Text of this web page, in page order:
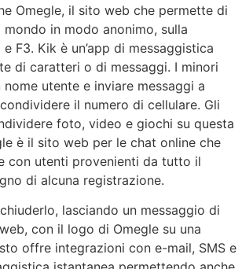
Omegle, il sito web che permette di
in modo anonimo, sulla
F3. Kik è un’app di messaggistica
di caratteri o di messaggi. I minori
utente e inviare messaggi a
il numero di cellulare. Gli
foto, video e giochi su questa
è il sito web per le chat online che
con utenti provenienti da tutto il
di alcuna registrazione.
lasciando un messaggio di
con il logo di Omegle su una
offre integrazioni con e-mail, SMS e